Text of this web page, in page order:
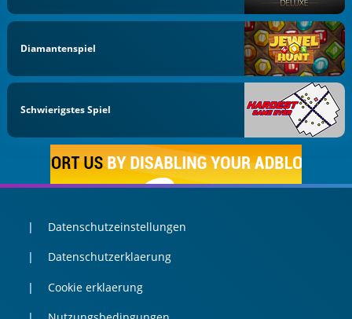
Diamantenspiel
Schwierigstes Spiel
Datenschutzeinstellungen
Datenschutzerklaerung
Cookie erklaerung